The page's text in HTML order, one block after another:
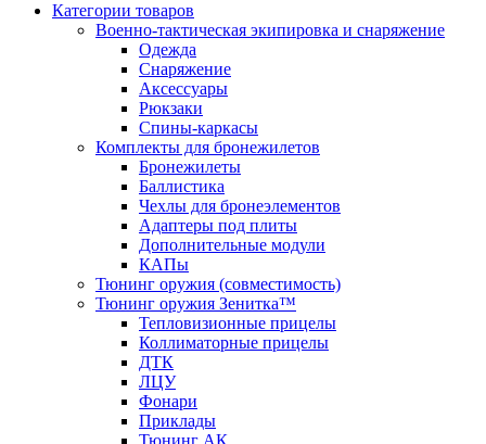
Категории товаров
Военно-тактическая экипировка и снаряжение
Одежда
Снаряжение
Аксессуары
Рюкзаки
Спины-каркасы
Комплекты для бронежилетов
Бронежилеты
Баллистика
Чехлы для бронеэлементов
Адаптеры под плиты
Дополнительные модули
КАПы
Тюнинг оружия (совместимость)
Тюнинг оружия Зенитка™
Тепловизионные прицелы
Коллиматорные прицелы
ДТК
ЛЦУ
Фонари
Приклады
Тюнинг АК